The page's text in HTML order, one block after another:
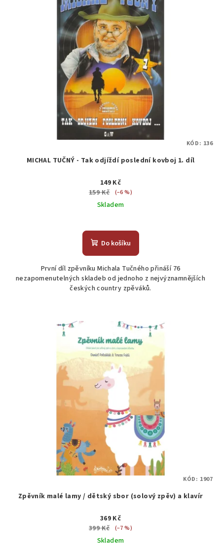
MICHAL TUČNÝ - Tak odjíždí poslední kovboj 1. díl
149 Kč
159 Kč
(–6 %)
Skladem
hodnocení
produktu
z
5
hvězdiček.
Do košíku
První díl zpěvníku Michala Tučného přináší 76
nezapomenutelných skladeb od jednoho z nejvýznamnějších
českých country zpěváků.
KÓD: 136
Zpěvník malé lamy / dětský sbor (solový zpěv) a klavír
369 Kč
399 Kč
(–7 %)
Skladem
KÓD: 1907